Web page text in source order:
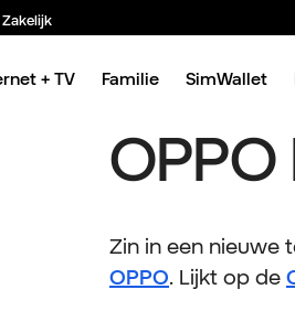
Zakelijk
+ TV Familie SimWallet
OPPO
Zin in een nieuwe
OPPO. Lijkt op de